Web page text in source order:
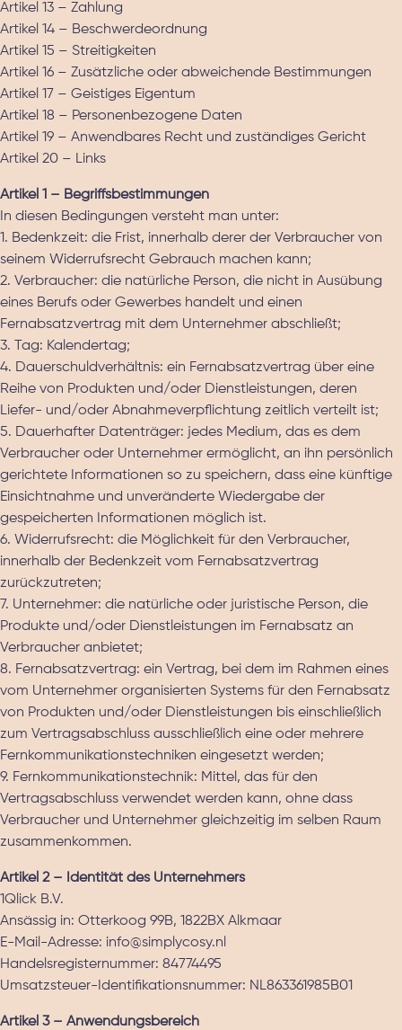
Artikel 13 – Zahlung
Artikel 14 – Beschwerdeordnung
Artikel 15 – Streitigkeiten
Artikel 16 – Zusätzliche oder abweichende Bestimmungen
Artikel 17 – Geistiges Eigentum
Artikel 18 – Personenbezogene Daten
Artikel 19 – Anwendbares Recht und zuständiges Gericht
Artikel 20 – Links
Artikel 1 – Begriffsbestimmungen
In diesen Bedingungen versteht man unter:
1. Bedenkzeit: die Frist, innerhalb derer der Verbraucher von
seinem Widerrufsrecht Gebrauch machen kann;
2. Verbraucher: die natürliche Person, die nicht in Ausübung
eines Berufs oder Gewerbes handelt und einen
Fernabsatzvertrag mit dem Unternehmer abschließt;
3. Tag: Kalendertag;
4. Dauerschuldverhältnis: ein Fernabsatzvertrag über eine
Reihe von Produkten und/oder Dienstleistungen, deren
Liefer- und/oder Abnahmeverpflichtung zeitlich verteilt ist;
5. Dauerhafter Datenträger: jedes Medium, das es dem
Verbraucher oder Unternehmer ermöglicht, an ihn persönlich
gerichtete Informationen so zu speichern, dass eine künftige
Einsichtnahme und unveränderte Wiedergabe der
gespeicherten Informationen möglich ist.
6. Widerrufsrecht: die Möglichkeit für den Verbraucher,
innerhalb der Bedenkzeit vom Fernabsatzvertrag
zurückzutreten;
7. Unternehmer: die natürliche oder juristische Person, die
Produkte und/oder Dienstleistungen im Fernabsatz an
Verbraucher anbietet;
8. Fernabsatzvertrag: ein Vertrag, bei dem im Rahmen eines
vom Unternehmer organisierten Systems für den Fernabsatz
von Produkten und/oder Dienstleistungen bis einschließlich
zum Vertragsabschluss ausschließlich eine oder mehrere
Fernkommunikationstechniken eingesetzt werden;
9. Fernkommunikationstechnik: Mittel, das für den
Vertragsabschluss verwendet werden kann, ohne dass
Verbraucher und Unternehmer gleichzeitig im selben Raum
zusammenkommen.
Artikel 2 – Identität des Unternehmers
1Qlick B.V.
Ansässig in: Otterkoog 99B, 1822BX Alkmaar
E-Mail-Adresse: info@simplycosy.nl
Handelsregisternummer: 84774495
Umsatzsteuer-Identifikationsnummer: NL863361985B01
Artikel 3 – Anwendungsbereich